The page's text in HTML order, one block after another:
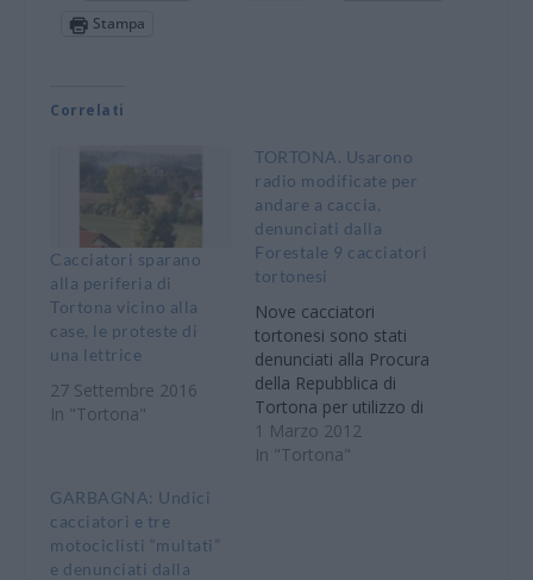
Stampa
Correlati
Cacciatori sparano
alla periferia di
Tortona vicino alla
case, le proteste di
una lettrice
27 Settembre 2016
In "Tortona"
TORTONA. Usarono
radio modificate per
andare a caccia,
denunciati dalla
Forestale 9 cacciatori
tortonesi
Nove cacciatori
tortonesi sono stati
denunciati alla Procura
della Repubblica di
Tortona per utilizzo di
radio ricetrasmittenti
modificate. Si è
1 Marzo 2012
In "Tortona"
GARBAGNA: Undici
cacciatori e tre
motociclisti “multati”
e denunciati dalla